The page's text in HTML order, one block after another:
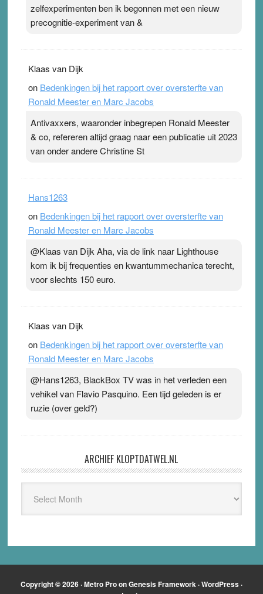
zelfexperimenten ben ik begonnen met een nieuw
precognitie-experiment van &
Klaas van Dijk
on Bedenkingen bij het rapport over oversterfte van
Ronald Meester en Marc Jacobs
Antivaxxers, waaronder inbegrepen Ronald Meester
& co, refereren altijd graag naar een publicatie uit 2023
van onder andere Christine St
Hans1263
on Bedenkingen bij het rapport over oversterfte van
Ronald Meester en Marc Jacobs
@Klaas van Dijk Aha, via de link naar Lighthouse
kom ik bij frequenties en kwantummechanica terecht,
voor slechts 150 euro.
Klaas van Dijk
on Bedenkingen bij het rapport over oversterfte van
Ronald Meester en Marc Jacobs
@Hans1263, BlackBox TV was in het verleden een
vehikel van Flavio Pasquino. Een tijd geleden is er
ruzie (over geld?)
ARCHIEF KLOPTDATWEL.NL
Kloptdatwel.nl
Copyright © 2026 ·Metro ProonGenesis Framework ·WordPress ·